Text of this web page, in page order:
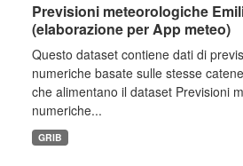
Previsioni meteorologiche
(elaborazione per App meteo)
Questo dataset contiene dati di
numeriche basate sulle stesse
che alimentano il dataset Previsioni
numeriche...
GRIB